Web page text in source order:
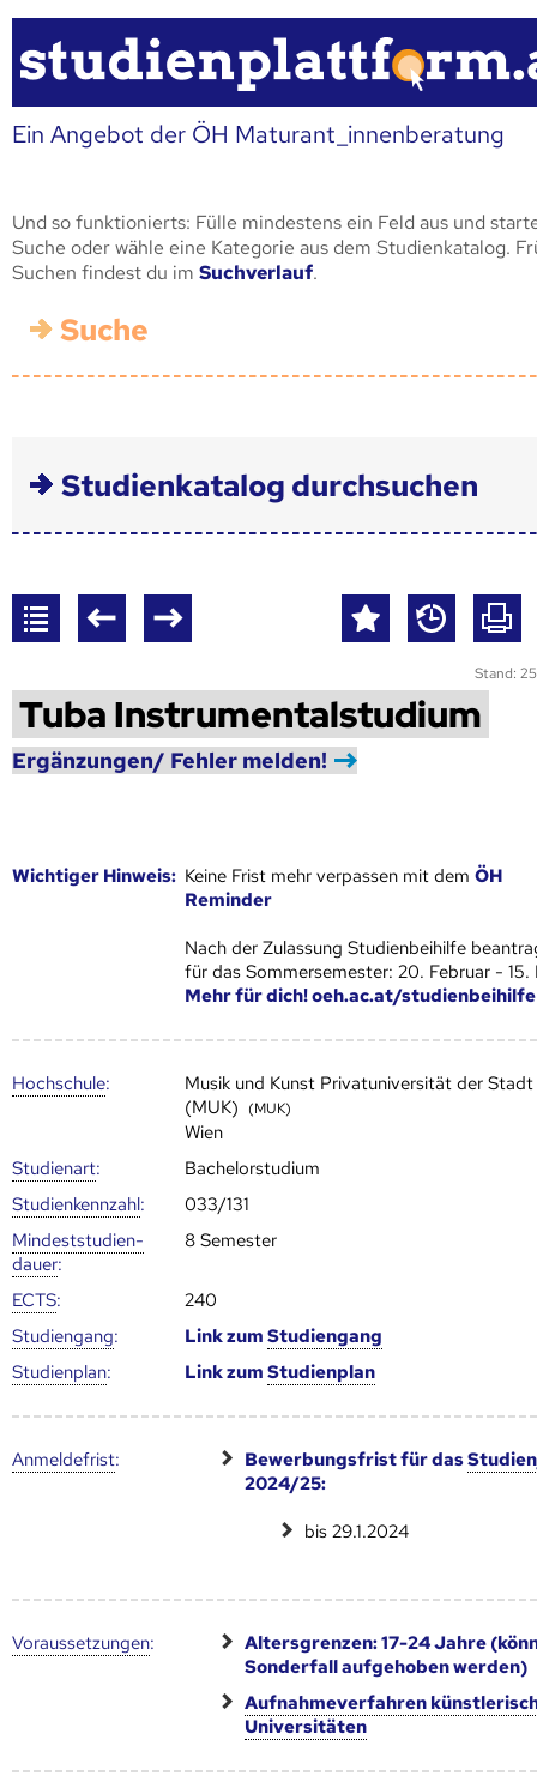
Ein Angebot der ÖH Maturant_innenberatung
Und so funktionierts: Fülle mindestens ein Feld aus und
Suche oder wähle eine Kategorie aus dem Studienkatalog.
Suchen findest du im Suchverlauf.
Suche
Studienkatalog durchsuchen
Stand:
Tuba Instrumentalstudium
Ergänzungen/ Fehler melden!
Wich­ti­ger Hin­weis: Keine Frist mehr verpassen mit demÖH
Reminder
Nach der Zulassung Studienbeihilfe
für das Sommersemester: 20. Februar - 15.
Mehr für dich! oeh.ac.at/studienbeihilfe
Hoch­schule:
Musik und Kunst Privatuniversität der Stadt
(MUK)
(MUK)
Wien
Studienart:
Bachelorstudium
Studien­kenn­zahl:
033/131
Mindest­studien­
dauer:
8 Semester
ECTS:
240
Studien­gang: Link zumStudien­gang
Studien­plan: Link zumStudien­plan
Anmelde­frist: Bewerbungsfrist für das
2024/25:
bis 29.1.2024
Voraus­setzungen:
Altersgrenzen: 17-24 Jahre
Sonderfall aufgehoben werden)
Aufnahmeverfahren
Universitäten